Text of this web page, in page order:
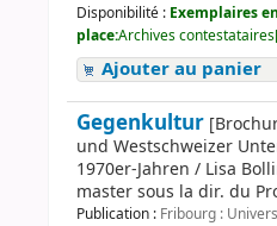
Disponibilité : Exemplaires
place:Archives
Ajouter au panier
Gegenkultur
und Westschweizer
1970er-Jahren / Lisa
master sous la dir. du
Publication : Fribourg :